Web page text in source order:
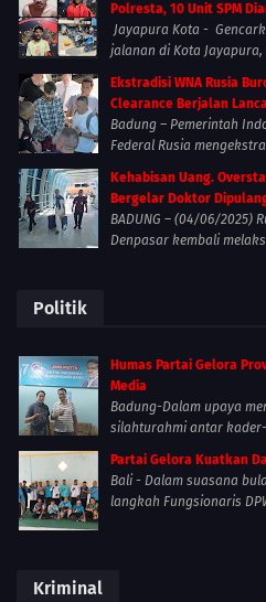
Polresta, 10 Unit SPM
Jayapura Kota -
jalanan di Kota Jayapura,
Ekstradisi WNA Rusia
Clearance Berjalan
Badung – Pemerintah
Federal Rusia
Kehabisan Uang.
Bergelar Doktor
BADUNG – (04/06/2025)
Denpasar kembali
Politik
Humas Partai Gelora
Media
Badung-Dalam upaya
silahturahmi antar
Partai Gelora Kuatkan
Bali - Dalam suasana
langkah Fungsionaris
Kriminal